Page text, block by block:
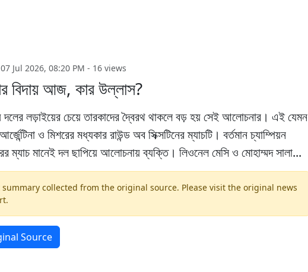
Jul 2026, 08:20 PM - 16 views
বিদায় আজ, কার উল্লাস?
লড়াইয়ের চেয়ে তারকাদের দ্বৈরথ থাকলে বড় হয় সেই আলোচনার। এই যেমন
ও মিশরের মধ্যকার রাউন্ড অব সিক্সটিনের ম্যাচটি। বর্তমান চ্যাম্পিয়ন
ম্যাচ মানেই দল ছাপিয়ে আলোচনায় ব্যক্তি। লিওনেল মেসি ও মোহাম্মদ সালা...
collected from the original source. Please visit the original news
Source